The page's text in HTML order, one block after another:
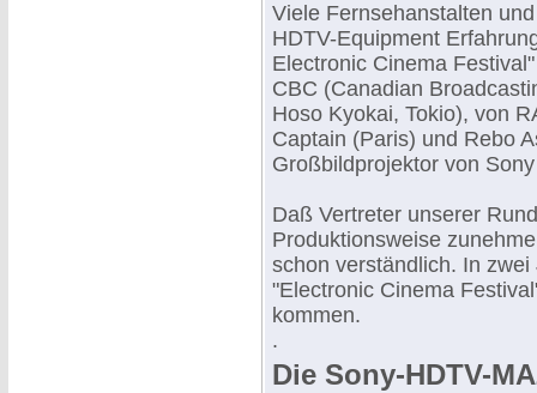
Viele Fernsehanstalten
HDTV-Equipment
Electronic Cinema
CBC (Canadian
Hoso Kyokai, Tokio), von
Captain (Paris) und Rebo
Großbildprojektor von
Daß Vertreter unserer
Produktionsweise
schon verständlich. In
"Electronic Cinema
kommen.
.
Die Sony-HDTV-